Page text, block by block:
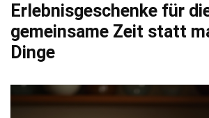
Erlebnisgeschenke für
gemeinsame Zeit statt
Dinge